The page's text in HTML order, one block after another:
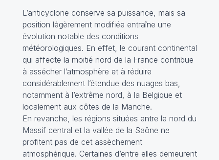
L’anticyclone conserve sa puissance, mais sa
position légèrement modifiée entraîne une
évolution notable des conditions
météorologiques. En effet, le courant continental
qui affecte la moitié nord de la France contribue
à assécher l’atmosphère et à réduire
considérablement l’étendue des nuages bas,
notamment à l’extrême nord, à la Belgique et
localement aux côtes de la Manche.
En revanche, les régions situées entre le nord du
Massif central et la vallée de la Saône ne
profitent pas de cet assèchement
atmosphérique. Certaines d’entre elles demeurent